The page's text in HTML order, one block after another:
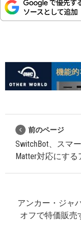
前のページ
SwitchBot、スマ
Matter対応にす
アンカー・ジャ
オフで特価販売